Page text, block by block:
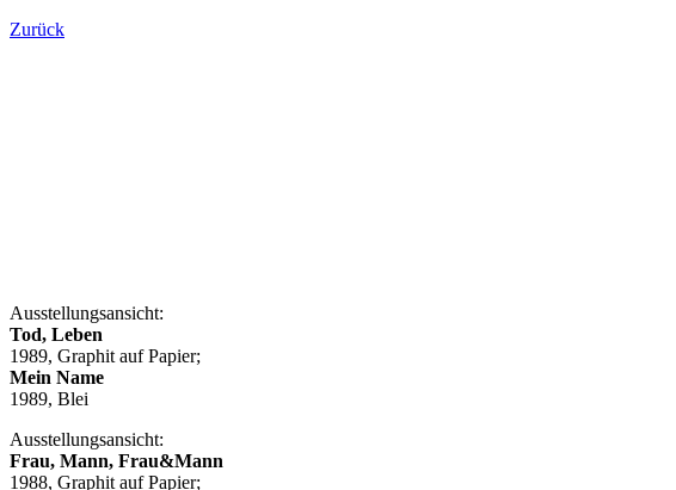
Zurück
Ausstellungsansicht:
Tod, Leben
1989, Graphit auf Papier;
Mein Name
1989, Blei
Ausstellungsansicht:
Frau, Mann, Frau&Mann
1988, Graphit auf Papier;